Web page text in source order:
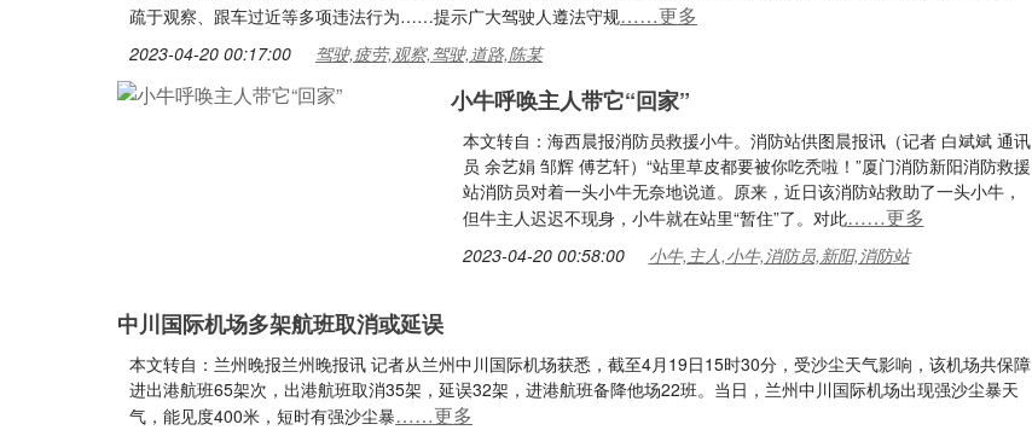
疏于观察、跟车过近等多项违法行为……提示广大驾驶人遵法守规……更多
2023-04-20 00:17:00 驾驶,疲劳,观察,驾驶,道路,陈某
小牛呼唤主人带它“回家”
本文转自：海西晨报消防员救援小牛。消防站供图晨报讯（记者 白斌斌 通讯
员 余艺娟 邹辉 傅艺轩）“站里草皮都要被你吃秃啦！”厦门消防新阳消防救援
站消防员对着一头小牛无奈地说道。原来，近日该消防站救助了一头小牛，
但牛主人迟迟不现身，小牛就在站里“暂住”了。对此……更多
2023-04-20 00:58:00 小牛,主人,小牛,消防员,新阳,消防站
中川国际机场多架航班取消或延误
本文转自：兰州晚报兰州晚报讯 记者从兰州中川国际机场获悉，截至4月19日15时30分，受沙尘天气影响，该机场共保障
进出港航班65架次，出港航班取消35架，延误32架，进港航班备降他场22班。当日，兰州中川国际机场出现强沙尘暴天
气，能见度400米，短时有强沙尘暴……更多